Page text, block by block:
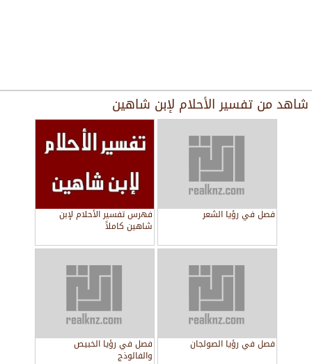
شاهد من تفسير الأحلام لإبن شاهين
فصل في رؤيا الشعر فهرس تفسير الأحلام لإبن
شاهين كاملاً
فصل في رؤيا الصولجان فصل في رؤيا الخبيص
والفالوذج